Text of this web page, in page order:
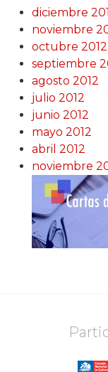
diciembre
noviembre
octubre 2012
septiembre
agosto 2012
julio 2012
junio 2012
mayo 2012
abril 2012
noviembre